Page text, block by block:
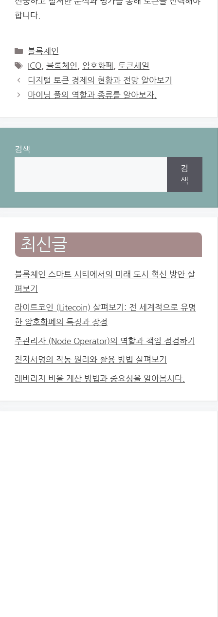
합니다.
Categories
블록체인
Tags
ICO ,블록체인 암호화폐
토큰세일
디지털 토큰 경제의 현황과 전망 알아보기
마이닝 풀의 역할과 종류를 알아보자.
검색
검
색
최신글
블록체인 스마트 시티에서의 미래 도시 혁신 방안 살
펴보기
라이트코인 (Litecoin) 살펴보기: 전 세계적으로 유명
한 암호화폐의 특징과 장점
주관리자 (Node Operator)의 역할과 책임 점검하기
전자서명의 작동 원리와 활용 방법 살펴보기
레버리지 비율 계산 방법과 중요성을 알아봅시다.